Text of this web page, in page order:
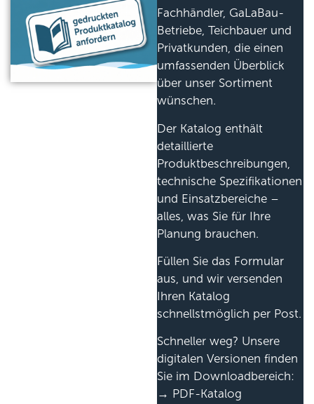
Fachhändler, GaLaBau-
Betriebe, Teichbauer und
Privatkunden, die einen
umfassenden Überblick
über unser Sortiment
wünschen.
Der Katalog enthält
detaillierte
Produktbeschreibungen,
technische Spezifikationen
und Einsatzbereiche –
alles, was Sie für Ihre
Planung brauchen.
Füllen Sie das Formular
aus, und wir versenden
Ihren Katalog
schnellstmöglich per Post.
Schneller weg? Unsere
digitalen Versionen finden
Sie im Downloadbereich:
→ PDF-Katalog